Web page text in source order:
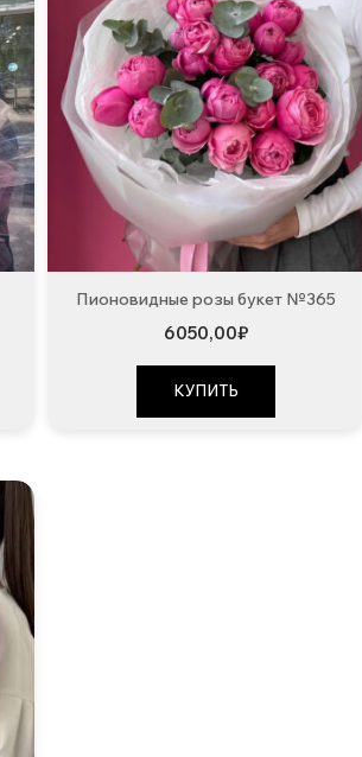
Пионовидные розы букет №365
6050,00₽
КУПИТЬ